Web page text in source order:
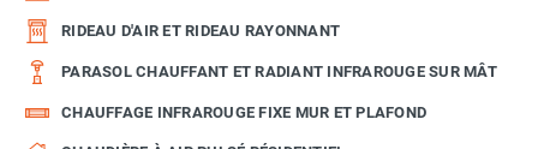
RIDEAU D'AIR ET RIDEAU RAYONNANT
PARASOL CHAUFFANT ET RADIANT INFRAROUGE SUR MÂT
CHAUFFAGE INFRAROUGE FIXE MUR ET PLAFOND